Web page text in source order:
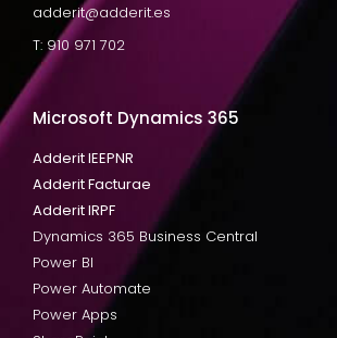
adderit@adderit.es
T: 910 971 702
Microsoft Dynamics 365
Adderit IEEPNR
Adderit Facturae
Adderit IRPF
Dynamics 365 Business Central
Power BI
Power Automate
Power Apps